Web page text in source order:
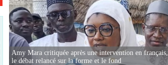
Amy Mara critiquée après une intervention en français,
le débat relancé sur la forme et le fond